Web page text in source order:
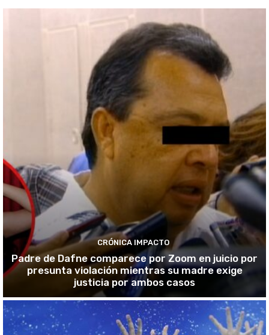
CRÓNICA IMPACTO
Padre de Dafne comparece por Zoom en juicio por
presunta violación mientras su madre exige
justicia por ambos casos